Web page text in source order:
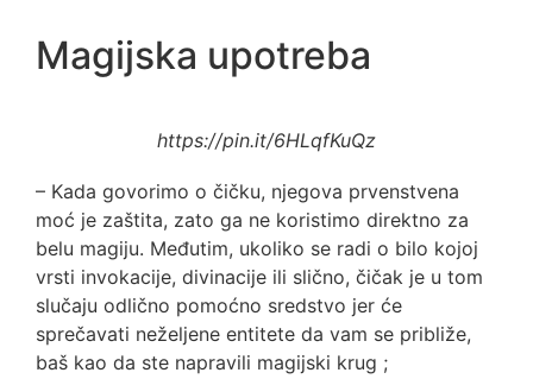
Magijska upotreba
https://pin.it/6HLqfKuQz
– Kada govorimo o čičku, njegova prvenstvena
moć je zaštita, zato ga ne koristimo direktno za
belu magiju. Međutim, ukoliko se radi o bilo kojoj
vrsti invokacije, divinacije ili slično, čičak je u tom
slučaju odlično pomoćno sredstvo jer će
sprečavati neželjene entitete da vam se približe,
baš kao da ste napravili magijski krug ;